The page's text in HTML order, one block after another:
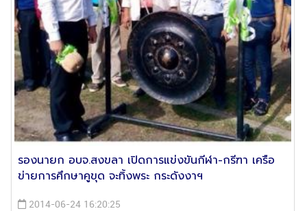
รองนายก อบจ.สงขลา เปิดการแข่งขันกีฬา-กรีฑา เครือ
ข่ายการศึกษาคูขุด จะทิ้งพระ กระดังงาฯ
2014-06-24 16:20:25